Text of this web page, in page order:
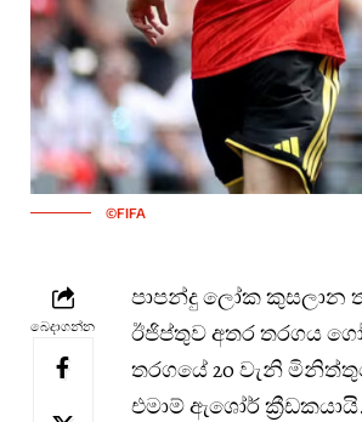
©FIFA
බෙදාගන්න
පාපන්දු ලෝක කුසලාන
ඊජිප්තුව අතර තරගය
තරගයේ 20 වැනි
එමාම් ඇශෝර් ක්‍රීඩකයායි.